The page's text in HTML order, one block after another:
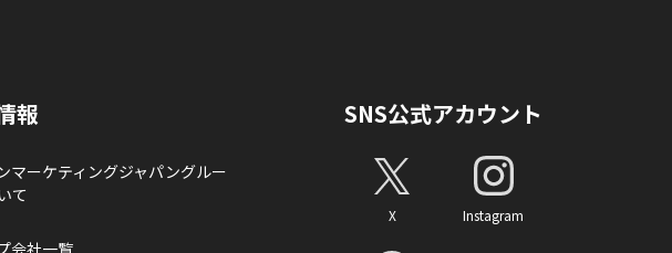
報
マーケティングジャパングルー
て
会社一覧
SNS公式アカウント
X Instagram